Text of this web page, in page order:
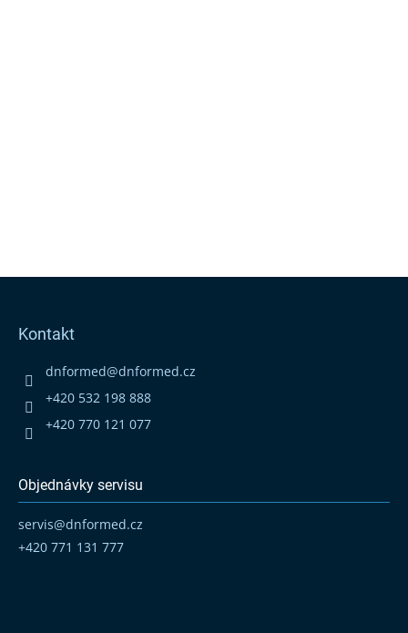
Kontakt
dnformed@dnformed.cz
+420 532 198 888
+420 770 121 077
Objednávky servisu
servis@dnformed.cz
+420 771 131 777